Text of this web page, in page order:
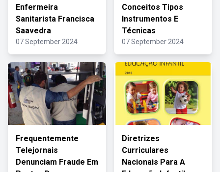
Enfermeira
Sanitarista Francisca
Saavedra
07 September 2024
Conceitos Tipos
Instrumentos E
Técnicas
07 September 2024
Frequentemente
Telejornais
Denunciam Fraude Em
Diretrizes
Curriculares
Nacionais Para A